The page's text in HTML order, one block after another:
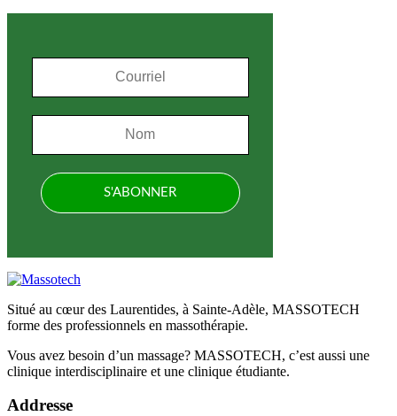
Situé au cœur des Laurentides, à Sainte-Adèle, MASSOTECH
forme des professionnels en massothérapie.
Vous avez besoin d’un massage? MASSOTECH, c’est aussi une
clinique interdisciplinaire et une clinique étudiante.
Addresse